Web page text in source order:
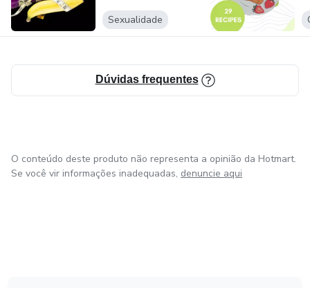
Sexualidade
Dúvidas frequentes
O conteúdo deste produto não representa a opinião da Hotmart.
Se você vir informações inadequadas, denuncie aqui